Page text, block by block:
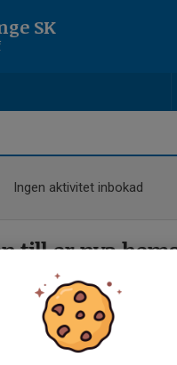
SK
Ingen aktivitet inbokad
till er nya